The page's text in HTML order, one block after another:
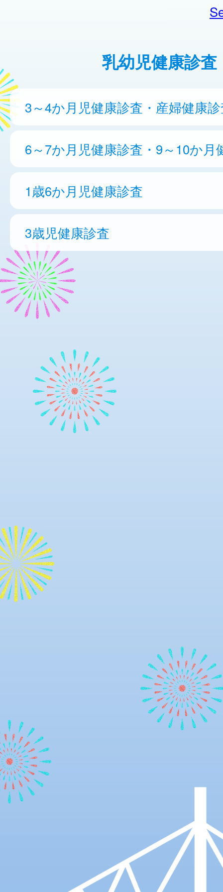
乳幼児健康診査
3～4か月児健康診査・産婦健康
6～7か月児健康診査・9～10か月
1歳6か月児健康診査
3歳児健康診査